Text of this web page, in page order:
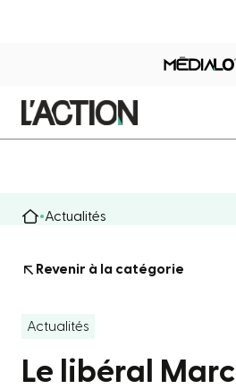
Actualités
Revenir à la catégorie
Actualités
Le libéral